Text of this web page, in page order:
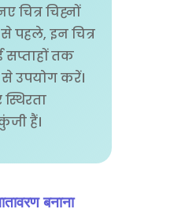
चित्र चिह्नों
पहले, इन चित्र
सप्ताहों तक
उपयोग करें।
हैं।
बनाना